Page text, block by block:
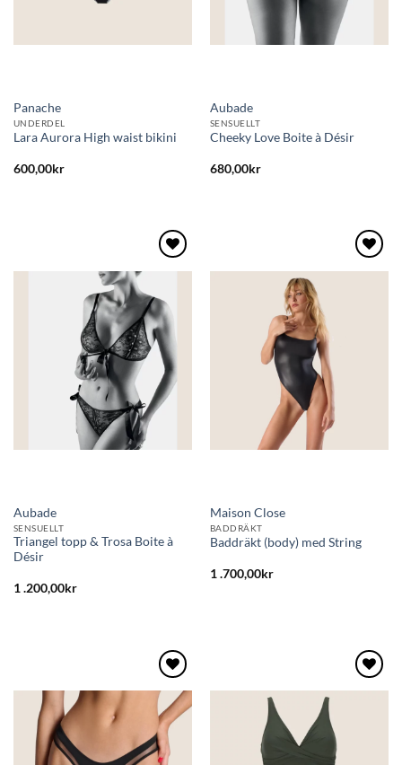
Panache
UNDERDEL
Lara Aurora High waist bikini
600,00kr
Aubade
SENSUELLT
Cheeky Love Boite à Désir
680,00kr
till i
önskelistan
Aubade
SENSUELLT
Triangel topp & Trosa Boite à
Désir
1 .200,00kr
Maison Close
BADDRÄKT
Baddräkt (body) med String
1 .700,00kr
Lägg
till i
önskelistan
önskelistan